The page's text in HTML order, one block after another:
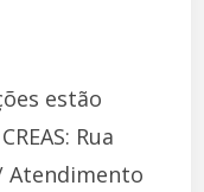
estão
Rua
Atendimento